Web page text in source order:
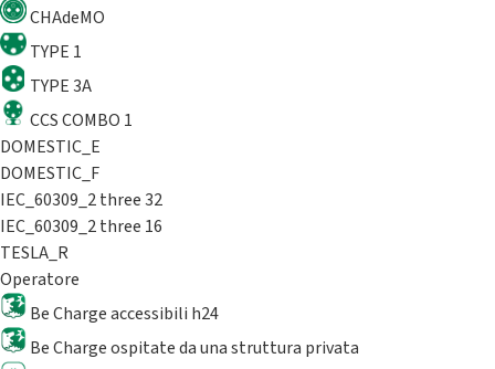
CHAdeMO
TYPE 1
TYPE 3A
CCS COMBO 1
DOMESTIC_E
DOMESTIC_F
IEC_60309_2 three 32
IEC_60309_2 three 16
TESLA_R
Operatore
Be Charge accessibili h24
Be Charge ospitate da una struttura privata